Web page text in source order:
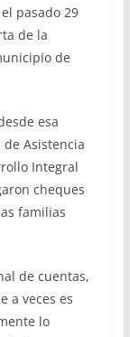
pasado 29
de la
de
esa
Asistencia
Integral
cheques
familias
de cuentas,
a veces es
lo